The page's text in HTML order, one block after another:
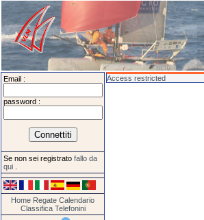
Email :
password :
Se non sei registrato fallo da
qui
Home Regate Calendario
Classifica Telefonini
Access restricted